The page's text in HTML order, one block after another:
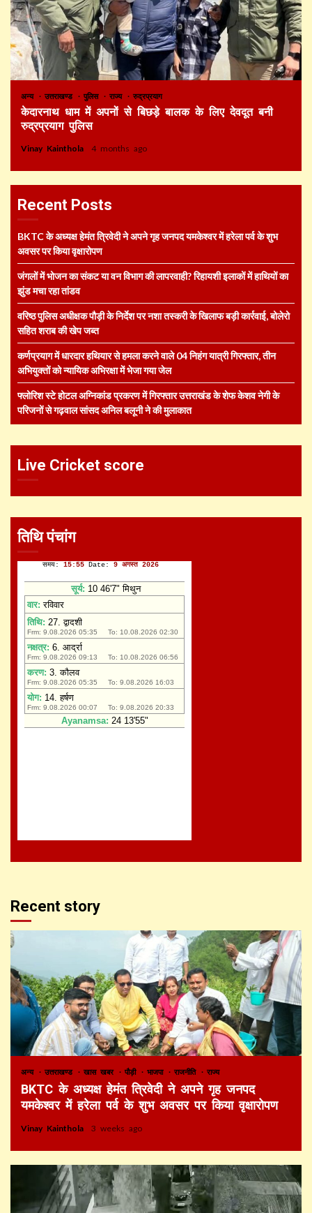
अन्य उत्तराखण्ड पुलिस राज्य रुद्रप्रयाग
केदारनाथ धाम में अपनों से बिछड़े बालक के लिए देवदूत बनी
रुद्रप्रयाग पुलिस
Vinay Kainthola 4 months ago
Recent Posts
BKTC के अध्यक्ष हेमंत त्रिवेदी ने अपने गृह जनपद यमकेश्वर में हरेला पर्व के शुभ
अवसर पर किया वृक्षारोपण
जंगलों में भोजन का संकट या वन विभाग की लापरवाही? रिहायशी इलाकों में हाथियों का
झुंड मचा रहा तांडव
वरिष्ठ पुलिस अधीक्षक पौड़ी के निर्देश पर नशा तस्करी के खिलाफ बड़ी कार्रवाई, बोलेरो
सहित शराब की खेप जब्त
कर्णप्रयाग में धारदार हथियार से हमला करने वाले 04 निहंग यात्री गिरफ्तार, तीन
अभियुक्तों को न्यायिक अभिरक्षा में भेजा गया जेल
फ्लोरिश स्टे होटल अग्निकांड प्रकरण में गिरफ्तार उत्तराखंड के शेफ केशव नेगी के
परिजनों से गढ़वाल सांसद अनिल बलूनी ने की मुलाकात
Live Cricket score
तिथि पंचांग
Recent story
अन्य उत्तराखण्ड खास खबर पौड़ी भाजपा राजनीति राज्य
BKTC के अध्यक्ष हेमंत त्रिवेदी ने अपने गृह जनपद
यमकेश्वर में हरेला पर्व के शुभ अवसर पर किया वृक्षारोपण
Vinay Kainthola 3 weeks ago